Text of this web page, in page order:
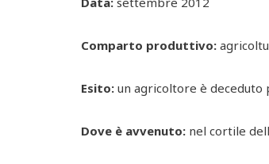
Comparto produttivo:
Esito: un agricoltore è deceduto
Dove è avvenuto: nel cortile